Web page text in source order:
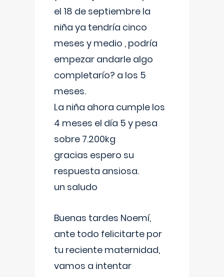
el 18 de septiembre la
niña ya tendría cinco
meses y medio , podría
empezar andarle algo
completarío? a los 5
meses.
La niña ahora cumple los
4 meses el día 5 y pesa
sobre 7.200kg
gracias espero su
respuesta ansiosa.
un saludo
Buenas tardes Noemí,
ante todo felicitarte por
tu reciente maternidad,
vamos a intentar